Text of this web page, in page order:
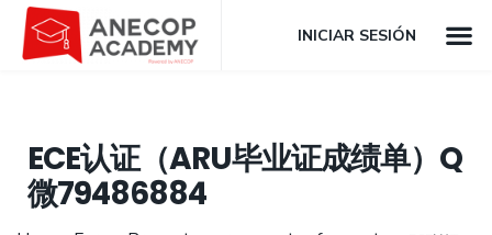
INICIAR SESIÓN
ECE认证（ARU毕业证成绩单）Q
微79486884